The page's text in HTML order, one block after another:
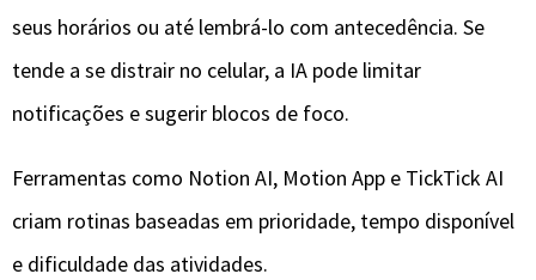
seus horários ou até lembrá-lo com antecedência. Se
tende a se distrair no celular, a IA pode limitar
notificações e sugerir blocos de foco.
Ferramentas como Notion AI, Motion App e TickTick AI
criam rotinas baseadas em prioridade, tempo disponível
e dificuldade das atividades.